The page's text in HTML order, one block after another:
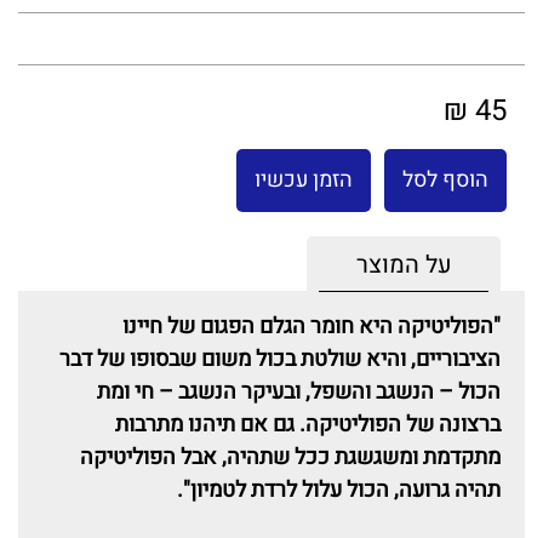
45 ₪
הוסף לסל הזמן עכשיו
על המוצר
"הפוליטיקה היא חומר הגלם הפגום של חיינו
הציבוריים, והיא שולטת בכול משום שבסופו של דבר
הכול – הנשגב והשפל, ובעיקר הנשגב – חי ומת
ברצונה של הפוליטיקה. גם אם תיהנו מתרבות
מתקדמת ומשגשגת ככל שתהיה, אבל הפוליטיקה
תהיה גרועה, הכול עלול לרדת לטמיון".